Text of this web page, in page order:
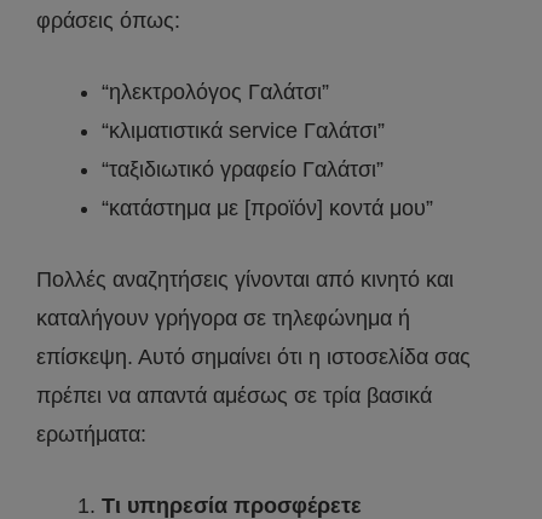
φράσεις όπως:
“ηλεκτρολόγος Γαλάτσι”
“κλιματιστικά service Γαλάτσι”
“ταξιδιωτικό γραφείο Γαλάτσι”
“κατάστημα με [προϊόν] κοντά μου”
Πολλές αναζητήσεις γίνονται από κινητό και
καταλήγουν γρήγορα σε τηλεφώνημα ή
επίσκεψη. Αυτό σημαίνει ότι η ιστοσελίδα σας
πρέπει να απαντά αμέσως σε τρία βασικά
ερωτήματα:
Τι υπηρεσία προσφέρετε